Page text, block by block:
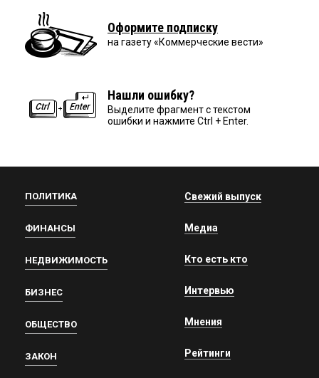
Оформите подписку
на газету «Коммерческие вести»
Нашли ошибку?
Выделите фрагмент с текстом
ошибки и нажмите Ctrl + Enter.
ПОЛИТИКА
ФИНАНСЫ
НЕДВИЖИМОСТЬ
БИЗНЕС
ОБЩЕСТВО
ЗАКОН
Свежий выпуск
Медиа
Кто есть кто
Интервью
Мнения
Рейтинги